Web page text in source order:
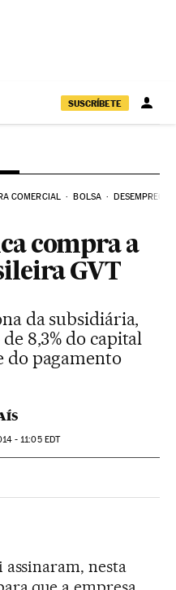
SUSCRÍBETE
COMERCIAL BOLSA DESEMPREGO
compra a
GVT
da subsidiária,
8,3% do capital
do pagamento
- 11:05EDT
Sociales
nesta